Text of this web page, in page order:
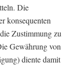
Die
konsequenten
Zustimmung zu
Gewährung von
diente damit